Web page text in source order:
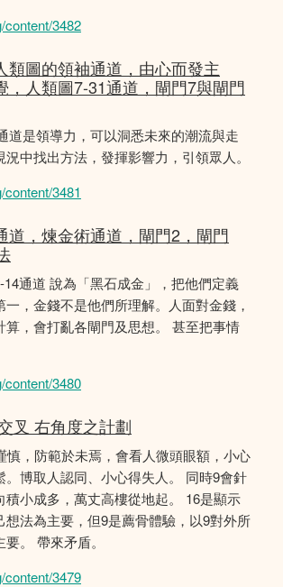
content/3482
類圖的領袖通道，由心而發主
，人類圖7-31通道，閘門7與閘門
道是領導力，可以洞悉未來的潮流與走
中找出方法，發揮影響力，引領眾人。
content/3481
道，煉金術通道，閘門2，閘門
通道 說為「黑石成金」，把他們定義
，金錢不是他們所理解。人面對金錢，
算，會打亂各閘門及思想。 甚至把事情
content/3480
叉 右角度之計劃
慎，防範於未焉，會看人微頭眼額，小心
。博取人認同、小心得失人。 同時9會針
積小成多，萬丈高樓從地起。 16是顯示
想法為主要，但9是薦骨體驗，以9對外所
。 帶來矛盾。
content/3479